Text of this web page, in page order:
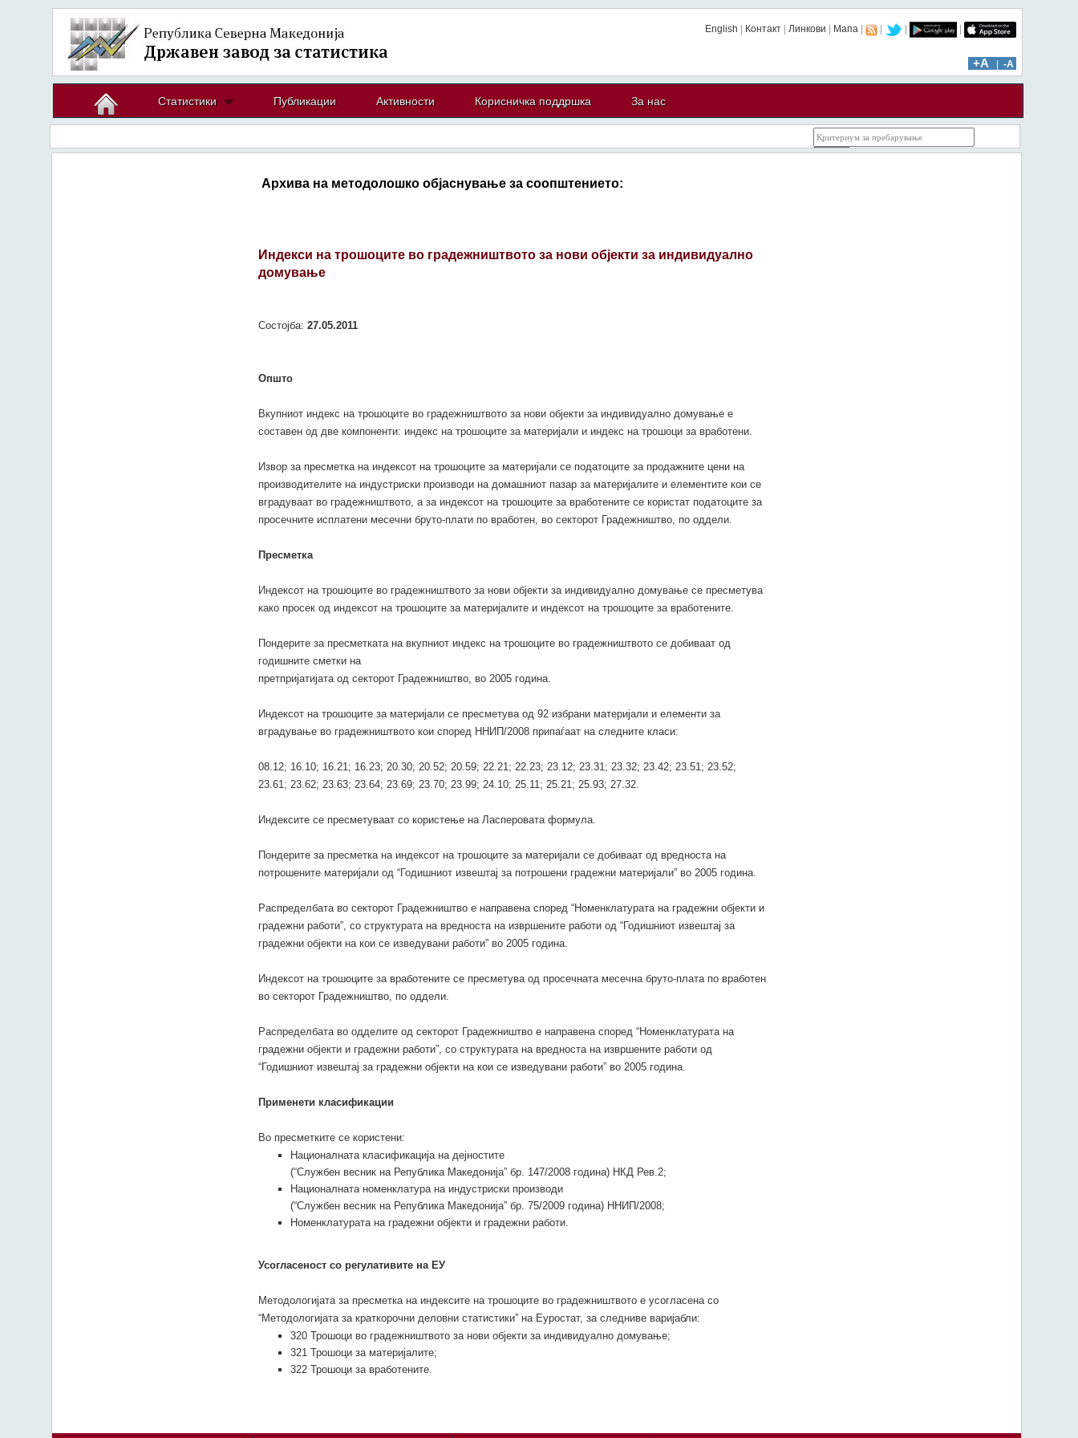
English Контакт |Линкови Мапа |
+A -A
Статистики Публикации Активности Корисничка поддршка За нас
Архива на методолошко објаснување за соопштението:
Индекси на трошоците во градежништвото за нови објекти за индивидуално
домување
Состојба: 27.05.2011
Општо
Вкупниот индекс на трошоците во градежништвото за нови објекти за индивидуално домување е
составен од две компоненти: индекс на трошоците за материјали и индекс на трошоци за вработени.
Извор за пресметка на индексот на трошоците за материјали се податоците за продажните цени на
производителите на индустриски производи на домашниот пазар за материјалите и елементите кои се
вградуваат во градежништвото, а за индексот на трошоците за вработените се користат податоците за
просечните исплатени месечни бруто-плати по вработен, во секторот Градежништво, по оддели.
Пресметка
Индексот на трошоците во градежништвото за нови објекти за индивидуално домување се пресметува
како просек од индексот на трошоците за материјалите и индексот на трошоците за вработените.
Пондерите за пресметката на вкупниот индекс на трошоците во градежништвото се добиваат од
годишните сметки на
претпријатијата од секторот Градежништво, во 2005 година.
Индексот на трошоците за материјали се пресметува од 92 избрани материјали и елементи за
вградување во градежништвото кои според ННИП/2008 припаѓаат на следните класи:
08.12; 16.10; 16.21; 16.23; 20.30; 20.52; 20.59; 22.21; 22.23; 23.12; 23.31; 23.32; 23.42; 23.51; 23.52;
23.61; 23.62; 23.63; 23.64; 23.69; 23.70; 23.99; 24.10; 25.11; 25.21; 25.93; 27.32.
Индексите се пресметуваат со користење на Ласперовата формула.
Пондерите за пресметка на индексот на трошоците за материјали се добиваат од вредноста на
потрошените материјали од “Годишниот извештај за потрошени градежни материјали” во 2005 година.
Распределбата во секторот Градежништво е направена според “Номенклатурата на градежни објекти и
градежни работи”, со структурата на вредноста на извршените работи од “Годишниот извештај за
градежни објекти на кои се изведувани работи” во 2005 година.
Индексот на трошоците за вработените се пресметува од просечната месечна бруто-плата по вработен
во секторот Градежништво, по оддели.
Распределбата во одделите од секторот Градежништво е направена според “Номенклатурата на
градежни објекти и градежни работи”, со структурата на вредноста на извршените работи од
“Годишниот извештај за градежни објекти на кои се изведувани работи” во 2005 година.
Применети класификации
Во пресметките се користени:
Националната класификација на дејностите
(“Службен весник на Република Македонија” бр. 147/2008 година) НКД Рев.2;
Националната номенклатура на индустриски производи
(“Службен весник на Република Македонија” бр. 75/2009 година) ННИП/2008;
Номенклатурата на градежни објекти и градежни работи.
Усогласеност со регулативите на ЕУ
Методологијата за пресметка на индексите на трошоците во градежништвото е усогласена со
“Методологијата за краткорочни деловни статистики” на Еуростат, за следниве варијабли:
320 Трошоци во градежништвото за нови објекти за индивидуално домување;
321 Трошоци за материјалите;
322 Трошоци за вработените.